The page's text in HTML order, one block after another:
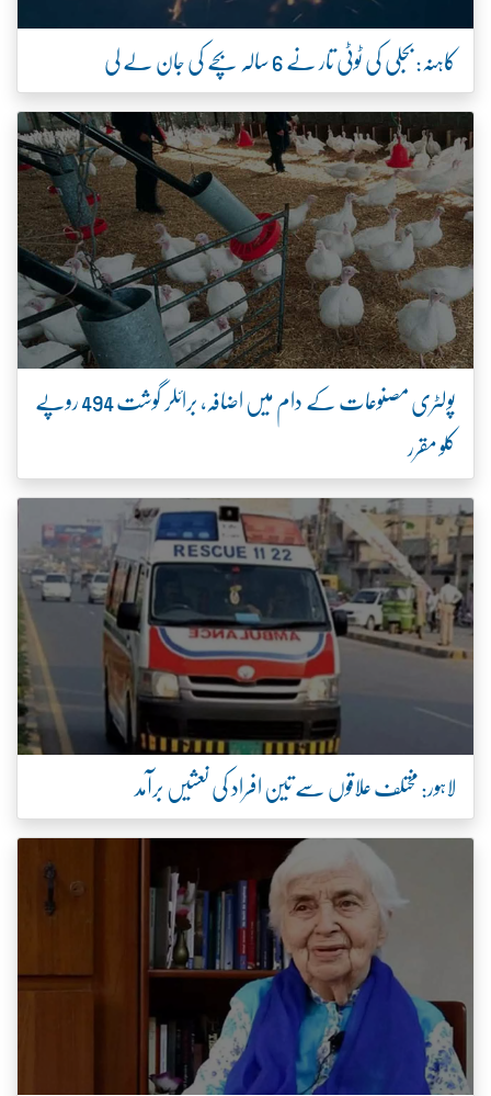
کاہنہ: بجلی کی ٹوٹی تار نے 6 سالہ بچے کی جان لے لی
پولٹری مصنوعات کے دام میں اضافہ، برائلر گوشت 494 روپے
کلو مقرر
لاہور: مختلف علاقوں سے تین افراد کی نعشیں برآمد